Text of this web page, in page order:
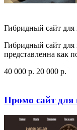
Гибридный сайт для
Гибридный сайт для
представленна как
40 000 p. 20 000 p.
Промо сайт для